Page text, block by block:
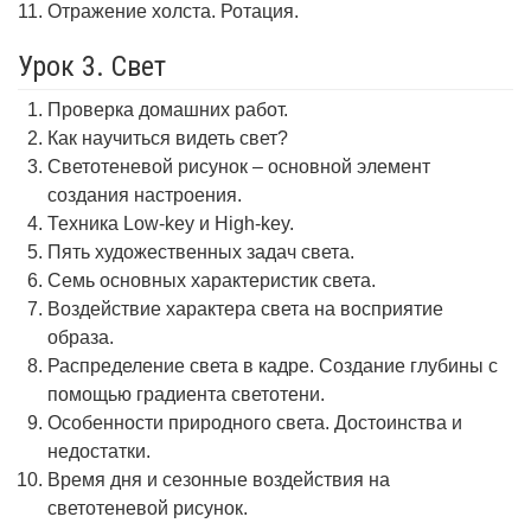
Отражение холста. Ротация.
Урок 3. Свет
Проверка домашних работ.
Как научиться видеть свет?
Светотеневой рисунок – основной элемент
создания настроения.
Техника Low-key и High-key.
Пять художественных задач света.
Семь основных характеристик света.
Воздействие характера света на восприятие
образа.
Распределение света в кадре. Создание глубины с
помощью градиента светотени.
Особенности природного света. Достоинства и
недостатки.
Время дня и сезонные воздействия на
светотеневой рисунок.